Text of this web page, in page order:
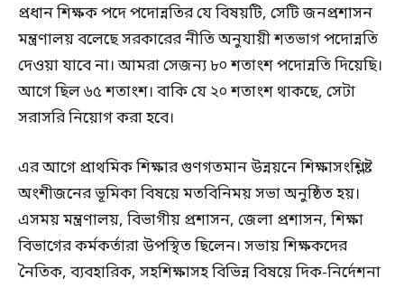
প্রধান শিক্ষক পদে পদোন্নতির যে বিষয়টি, সেটি জনপ্রশাসন
মন্ত্রণালয় বলেছে সরকারের নীতি অনুযায়ী শতভাগ পদোন্নতি
দেওয়া যাবে না। আমরা সেজন্য ৮০ শতাংশ পদোন্নতি দিয়েছি।
আগে ছিল ৬৫ শতাংশ। বাকি যে ২০ শতাংশ থাকছে, সেটা
সরাসরি নিয়োগ করা হবে।
এর আগে প্রাথমিক শিক্ষার গুণগতমান উন্নয়নে শিক্ষাসংশ্লিষ্ট
অংশীজনের ভূমিকা বিষয়ে মতবিনিময় সভা অনুষ্ঠিত হয়।
এসময় মন্ত্রণালয়, বিভাগীয় প্রশাসন, জেলা প্রশাসন, শিক্ষা
বিভাগের কর্মকর্তারা উপস্থিত ছিলেন। সভায় শিক্ষকদের
নৈতিক, ব্যবহারিক, সহশিক্ষাসহ বিভিন্ন বিষয়ে দিক-নির্দেশনা